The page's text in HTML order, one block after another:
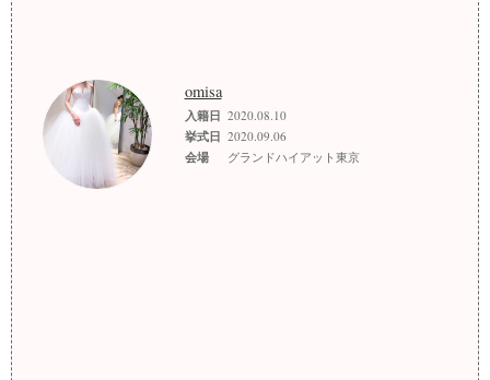
omisa
入籍日 2020.08.10
挙式日 2020.09.06
会場 グランドハイアット東京